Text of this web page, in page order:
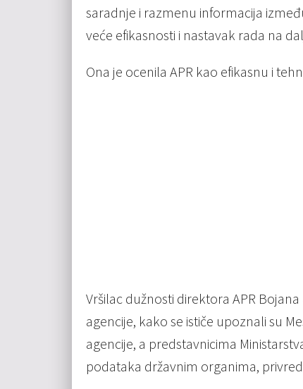
saradnje i razmenu informacija
veće efikasnosti i nastavak rada na
Ona je ocenila APR kao efikasnu i
Vršilac dužnosti direktora APR
agencije, kako se ističe upoznali su
agencije, a predstavnicima
podataka državnim organima,